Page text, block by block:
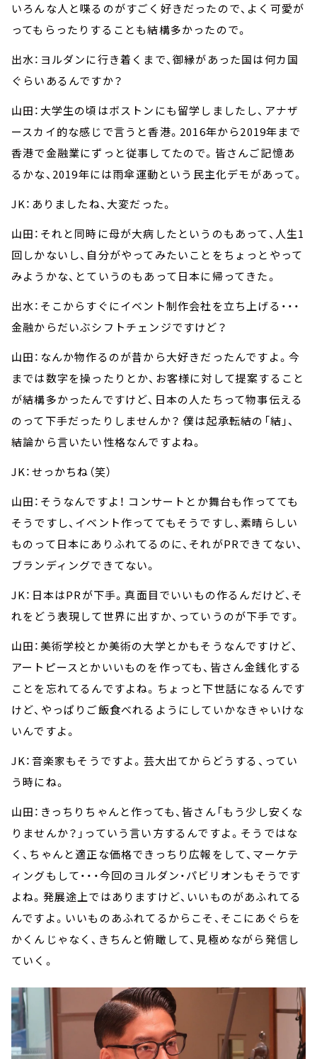
いろんな人と喋るのがすごく好きだったので、よく可愛が
ってもらったりすることも結構多かったので。
出水：ヨルダンに行き着くまで、御縁があった国は何カ国
ぐらいあるんですか？
山田：大学生の頃はボストンにも留学しましたし、アナザ
ースカイ的な感じで言うと香港。2016年から2019年まで
香港で金融業にずっと従事してたので。皆さんご記憶あ
るかな、2019年には雨傘運動という民主化デモがあって。
JK：ありましたね、大変だった。
山田：それと同時に母が大病したというのもあって、人生1
回しかないし、自分がやってみたいことをちょっとやって
みようかな、とていうのもあって日本に帰ってきた。
出水：そこからすぐにイベント制作会社を立ち上げる・・・
金融からだいぶシフトチェンジですけど？
山田：なんか物作るのが昔から大好きだったんですよ。今
までは数字を操ったりとか、お客様に対して提案すること
が結構多かったんですけど、日本の人たちって物事伝える
のって下手だったりしませんか？ 僕は起承転結の「結」、
結論から言いたい性格なんですよね。
JK：せっかちね（笑）
山田：そうなんですよ！ コンサートとか舞台も作ってても
そうですし、イベント作っててもそうですし、素晴らしい
ものって日本にありふれてるのに、それがPRできてない、
ブランディングできてない。
JK：日本はPRが下手。真面目でいいもの作るんだけど、そ
れをどう表現して世界に出すか、っていうのが下手です。
山田：美術学校とか美術の大学とかもそうなんですけど、
アートピースとかいいものを作っても、皆さん金銭化する
ことを忘れてるんですよね。ちょっと下世話になるんです
けど、やっぱりご飯食べれるようにしていかなきゃいけな
いんですよ。
JK：音楽家もそうですよ。芸大出てからどうする、ってい
う時にね。
山田：きっちりちゃんと作っても、皆さん「もう少し安くな
りませんか？」っていう言い方するんですよ。そうではな
く、ちゃんと適正な価格できっちり広報をして、マーケテ
ィングもして・・・今回のヨルダン・パビリオンもそうです
よね。発展途上ではありますけど、いいものがあふれてる
んですよ。いいものあふれてるからこそ、そこにあぐらを
かくんじゃなく、きちんと俯瞰して、見極めながら発信し
ていく。